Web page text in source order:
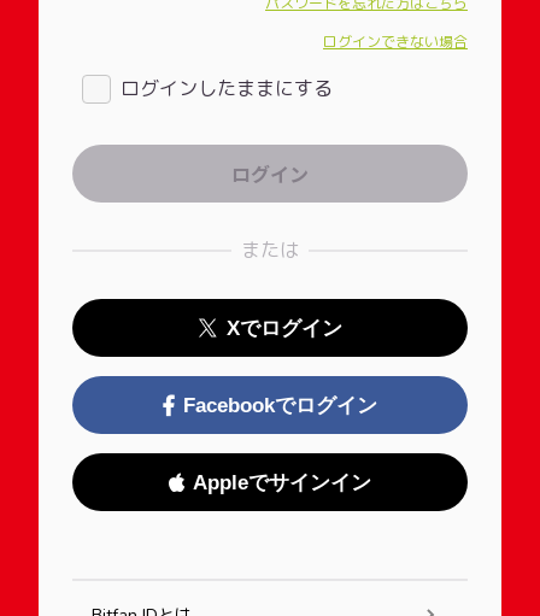
ログインできない場合
ログインしたままにする
または
Xでログイン
Facebookでログイン
Appleでサインイン